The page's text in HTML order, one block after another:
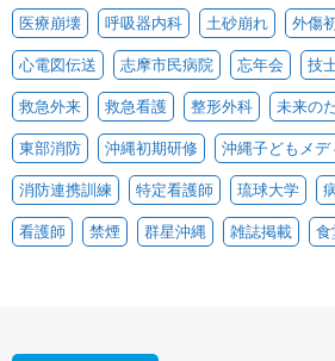
医療崩壊 呼吸器内科 土砂崩れ 外傷
心電図伝送 志摩市民病院 忘年会 技
救急外来 救急看護 整形外科 未来の
東部消防 沖縄初期研修 沖縄子どもメデ
消防連携訓練 特定看護師 琉球大学
看護師 禁煙 群星沖縄 雑誌掲載 食